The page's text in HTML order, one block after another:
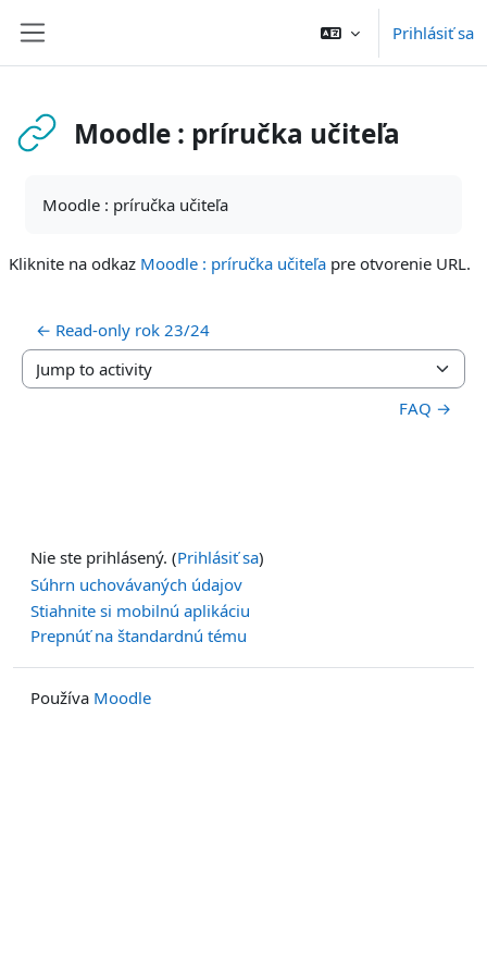
Prihlásiť sa
Moodle : príručka učiteľa
Moodle : príručka učiteľa
Kliknite na odkaz Moodle : príručka učiteľa pre otvorenie URL.
← Read-only rok 23/24
Jump to activity
FAQ →
Nie ste prihlásený. (Prihlásiť sa)
Súhrn uchovávaných údajov
Stiahnite si mobilnú aplikáciu
Prepnúť na štandardnú tému
Používa Moodle